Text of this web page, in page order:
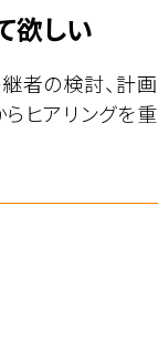
欲しい
者の検討、計画
ヒアリングを重